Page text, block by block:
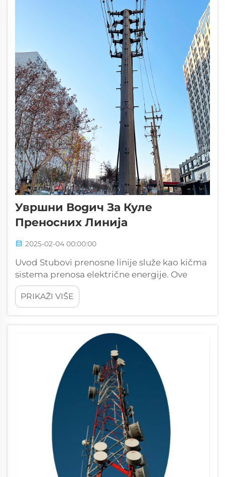
мрежним системима...
Увршни Водич За Куле
Преносних Линија
2025-02-04 00:00:00
Uvod Stubovi prenosne linije služe kao kičma
sistema prenosa električne energije. Ove
visoke konstrukcije podržavaju provodnike
koji prenose visokonaponsku električnu
energiju na velike udaljenosti. Njihova
PRIKAŽI VIŠE